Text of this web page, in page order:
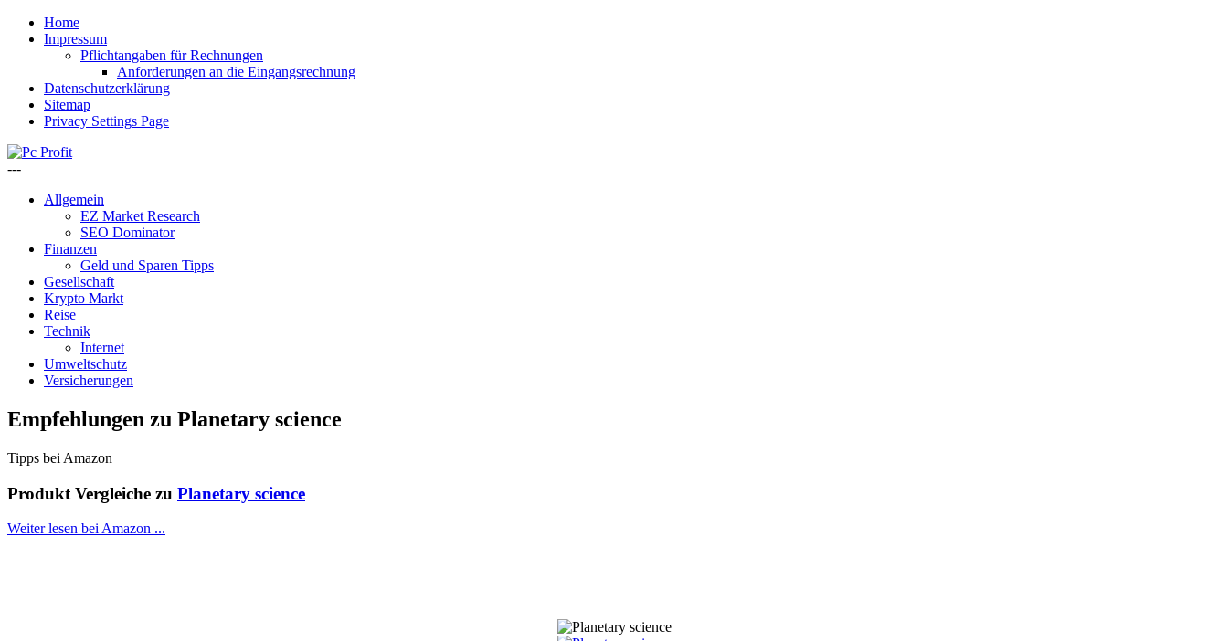
Home
Impressum
Pflichtangaben für Rechnungen
Anforderungen an die Eingangsrechnung
Datenschutzerklärung
Sitemap
Privacy Settings Page
---
Allgemein
EZ Market Research
SEO Dominator
Finanzen
Geld und Sparen Tipps
Gesellschaft
Krypto Markt
Reise
Technik
Internet
Umweltschutz
Versicherungen
Empfehlungen zu Planetary science
Tipps bei Amazon
Produkt Vergleiche zu Planetary science
Weiter lesen bei Amazon ...